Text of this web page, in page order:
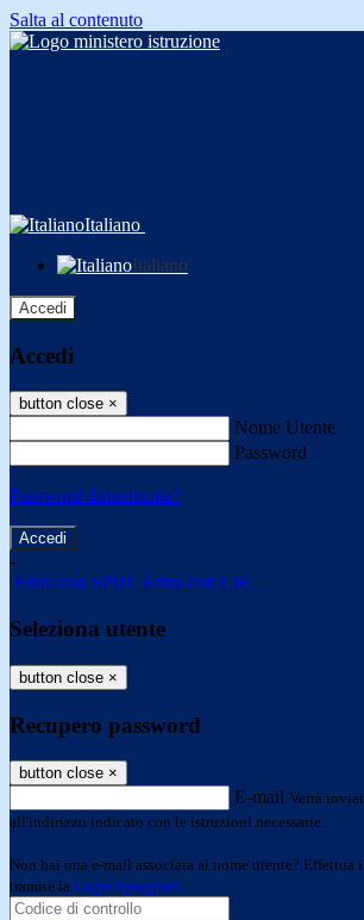
Salta al contenuto
Italiano
Italiano
Accedi
Accedi
button close ×
Nome Utente
Password
Password dimenticata?
-
Entra con SPID Entra con CIE
Seleziona utente
button close ×
Recupero password
button close ×
E-mail Verrà
all'indirizzo indicato con le istruzioni necessarie.
Non hai una e-mail associata al nome utente? Effettua
tramite la Login Spaggiari